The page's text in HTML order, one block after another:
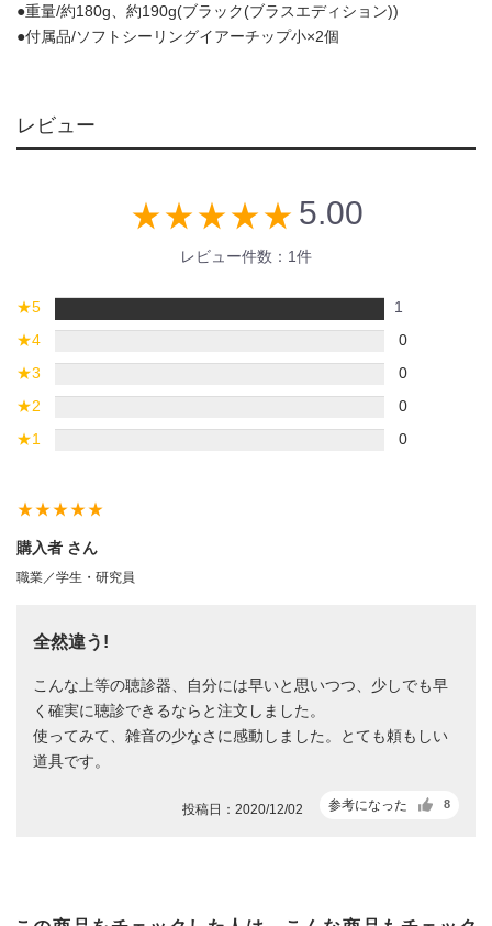
●重量/約180g、約190g(ブラック(ブラスエディション))
●付属品/ソフトシーリングイアーチップ小×2個
レビュー
star_rate star_rate star_rate star_rate star_rate 5.00
レビュー件数：1件
★5
1
★4
0
★3
0
★2
0
★1 0
star_ratestar_ratestar_ratestar_ratestar_rate
購入者 さん
職業／学生・研究員
全然違う!
こんな上等の聴診器、自分には早いと思いつつ、少しでも早
く確実に聴診できるならと注文しました。
使ってみて、雑音の少なさに感動しました。とても頼もしい
道具です。
参考になった 8
投稿日：2020/12/02